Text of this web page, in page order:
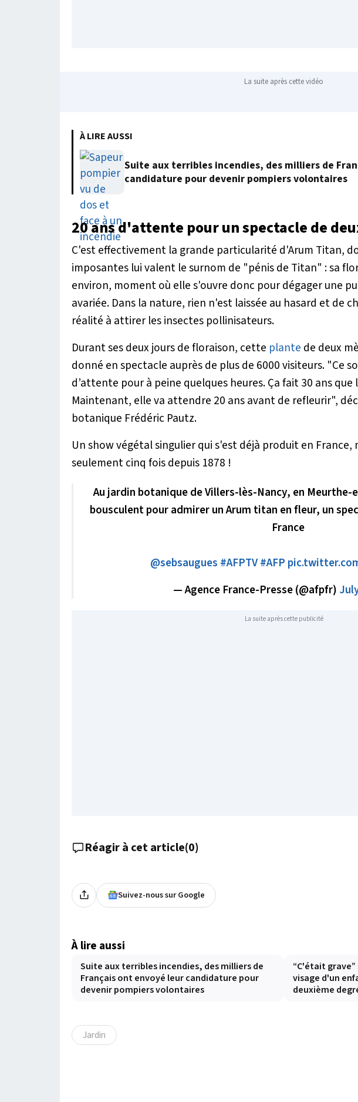
La suite après cette vidéo
À LIRE AUSSI
Suite aux terribles incendies, des milliers de
candidature pour devenir pompiers volontaires
20 ans d'attente pour un spectacle de
C'est effectivement la grande particularité d'Arum Titan,
imposantes lui valent le surnom de "pénis de Titan" : sa
environ, moment où elle s'ouvre donc pour dégager une
avariée. Dans la nature, rien n'est laissée au hasard et de
réalité à attirer les insectes pollinisateurs.
Durant ses deux jours de floraison, cette plante de deux
donné en spectacle auprès de plus de 6000 visiteurs. "Ce
d’attente pour à peine quelques heures. Ça fait 30 ans
Maintenant, elle va attendre 20 ans avant de refleurir",
botanique Frédéric Pautz.
Un show végétal singulier qui s'est déjà produit en France,
seulement cinq fois depuis 1878 !
Au jardin botanique de Villers-lès-Nancy, en
bousculent pour admirer un Arum titan en fleur, un
France
@sebsaugues #AFPTV#AFP
— Agence France-Presse (@afpfr)
La suite après cette publicité
Réagir à cet article(0)
Suivez-nous sur Google
À lire aussi
Suite aux terribles incendies, des milliers de
Français ont envoyé leur candidature pour
devenir pompiers volontaires
“C'était
visage d'un
deuxième
Jardin